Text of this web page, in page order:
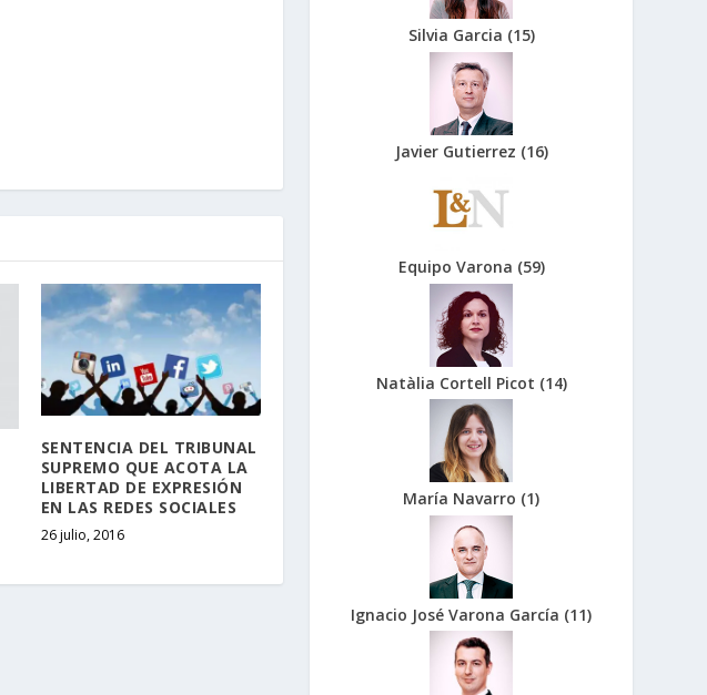
SENTENCIA DEL TRIBUNAL
SUPREMO QUE ACOTA LA
LIBERTAD DE EXPRESIÓN
EN LAS REDES SOCIALES
26 julio, 2016
Silvia Garcia (15)
Javier Gutierrez (16)
Equipo Varona (59)
Natàlia Cortell Picot (14)
María Navarro (1)
Ignacio José Varona García (11)